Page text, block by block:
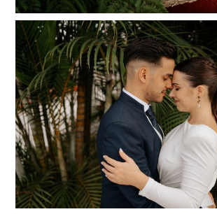
Laura y Alexis | Finca La Gañania | Sept
Read More...